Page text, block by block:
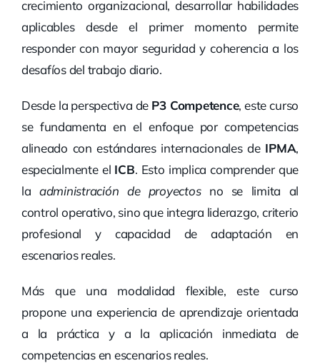
crecimiento organizacional, desarrollar habilidades
aplicables desde el primer momento permite
responder con mayor seguridad y coherencia a los
desafíos del trabajo diario.
Desde la perspectiva de P3 Competence, este curso
se fundamenta en el enfoque por competencias
alineado con estándares internacionales de IPMA,
especialmente el ICB. Esto implica comprender que
la administración de proyectosno se limita al
control operativo, sino que integra liderazgo, criterio
profesional y capacidad de adaptación en
escenarios reales.
Más que una modalidad flexible, este curso
propone una experiencia de aprendizaje orientada
a la práctica y a la aplicación inmediata de
competencias en escenarios reales.